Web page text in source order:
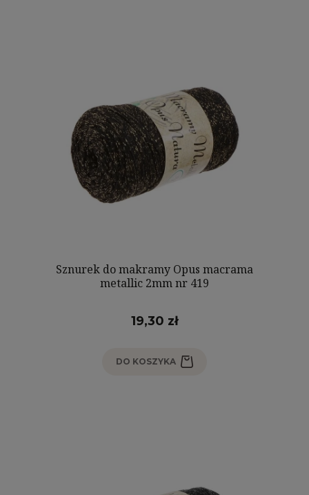
Sznurek do makramy Opus macrama
metallic 2mm nr 419
19,30 zł
DO KOSZYKA